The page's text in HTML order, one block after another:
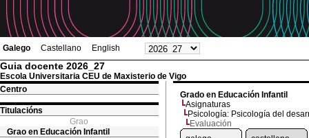
Galego Castellano English
Guia docente 2026_27
Escola Universitaria CEU de Maxisterio de Vigo
Centro
Titulacións
Grao
Grao en Educación Infantil
Grado en Educación Infantil
Asignaturas
Psicología: Psicología del
Evaluación